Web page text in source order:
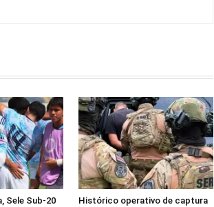
Sele Sub-20
Histórico operativo de captura